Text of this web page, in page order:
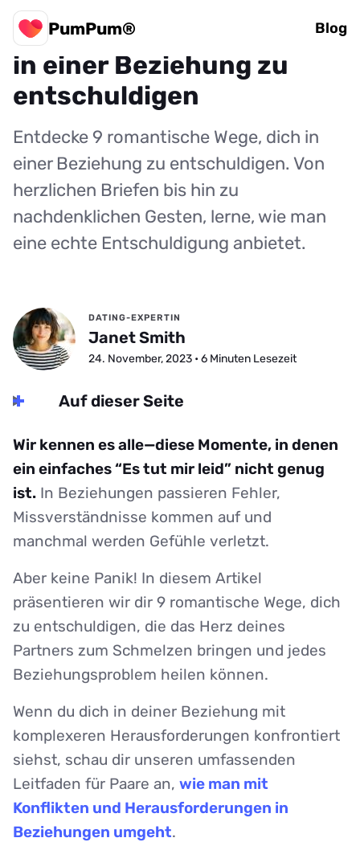
PumPum® Blog
9 romantische Wege, sich
in einer Beziehung zu
entschuldigen
Entdecke 9 romantische Wege, dich in
einer Beziehung zu entschuldigen. Von
herzlichen Briefen bis hin zu
nachdenklichen Gesten, lerne, wie man
eine echte Entschuldigung anbietet.
DATING-EXPERTIN
Janet Smith
24. November, 2023 • 6 Minuten Lesezeit
Auf dieser Seite
Wir kennen es alle—diese Momente, in denen
ein einfaches “Es tut mir leid” nicht genug
ist. In Beziehungen passieren Fehler,
Missverständnisse kommen auf und
manchmal werden Gefühle verletzt.
Aber keine Panik! In diesem Artikel
präsentieren wir dir 9 romantische Wege, dich
zu entschuldigen, die das Herz deines
Partners zum Schmelzen bringen und jedes
Beziehungsproblem heilen können.
Wenn du dich in deiner Beziehung mit
komplexeren Herausforderungen konfrontiert
siehst, schau dir unseren umfassenden
Leitfaden für Paare an, wie man mit
Konflikten und Herausforderungen in
Beziehungen umgeht.